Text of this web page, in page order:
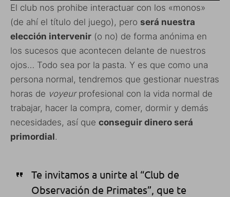
El club nos prohibe interactuar con los «monos»
(de ahí el título del juego), pero será nuestra
elección intervenir (o no) de forma anónima en
los sucesos que acontecen delante de nuestros
ojos… Todo sea por la pasta. Y es que como una
persona normal, tendremos que gestionar nuestras
horas de voyeurprofesional con la vida normal de
trabajar, hacer la compra, comer, dormir y demás
necesidades, así que conseguir dinero será
primordial.
Te invitamos a unirte al “Club de
Observación de Primates”, que te